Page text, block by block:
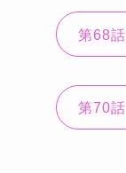
第68話
第70話